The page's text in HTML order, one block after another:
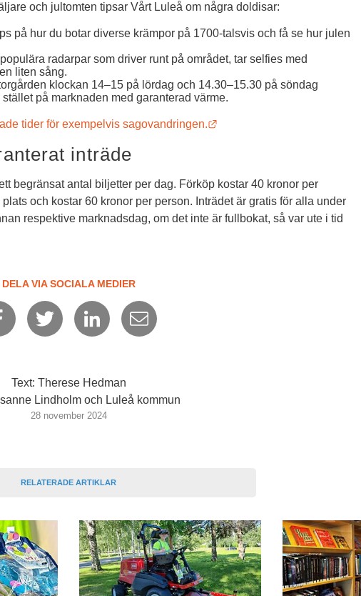
och jultomten tipsar Vårt Luleå om några doldisar:
på hur du botar diverse krämpor på 1700-talsvis och få se hur julen
radarpar som driver runt på området, tar selfies med
liten sång.
klockan 14–15 på lördag och 14.30–15.30 på söndag
på marknaden med garanterad värme.
tider för exempelvis sagovandringen.
inträde
begränsat antal biljetter per dag. Förköp kostar 40 kronor per
och kostar 60 kronor per person. Inträdet är gratis för alla under
respektive marknadsdag, om det inte är fullbokat, så var ute i tid
DELA VIA SOCIALA MEDIER
Text: Therese Hedman
Lindholm och Luleå kommun
28 november 2024
RELATERADE ARTIKLAR